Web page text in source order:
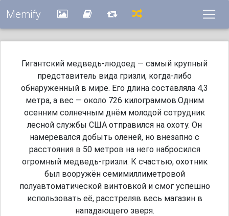
Memify
Гигантский медведь-людоед — самый крупный
представитель вида гризли, когда-либо
обнаруженный в мире. Его длина составляла 4,3
метра, а вес — около 726 килограммов.Одним
осенним солнечным днём молодой сотрудник
лесной службы США отправился на охоту. Он
намеревался добыть оленей, но внезапно с
расстояния в 50 метров на него набросился
огромный медведь-гризли. К счастью, охотник
был вооружён семимиллиметровой
полуавтоматической винтовкой и смог успешно
использовать её, расстреляв весь магазин в
нападающего зверя.